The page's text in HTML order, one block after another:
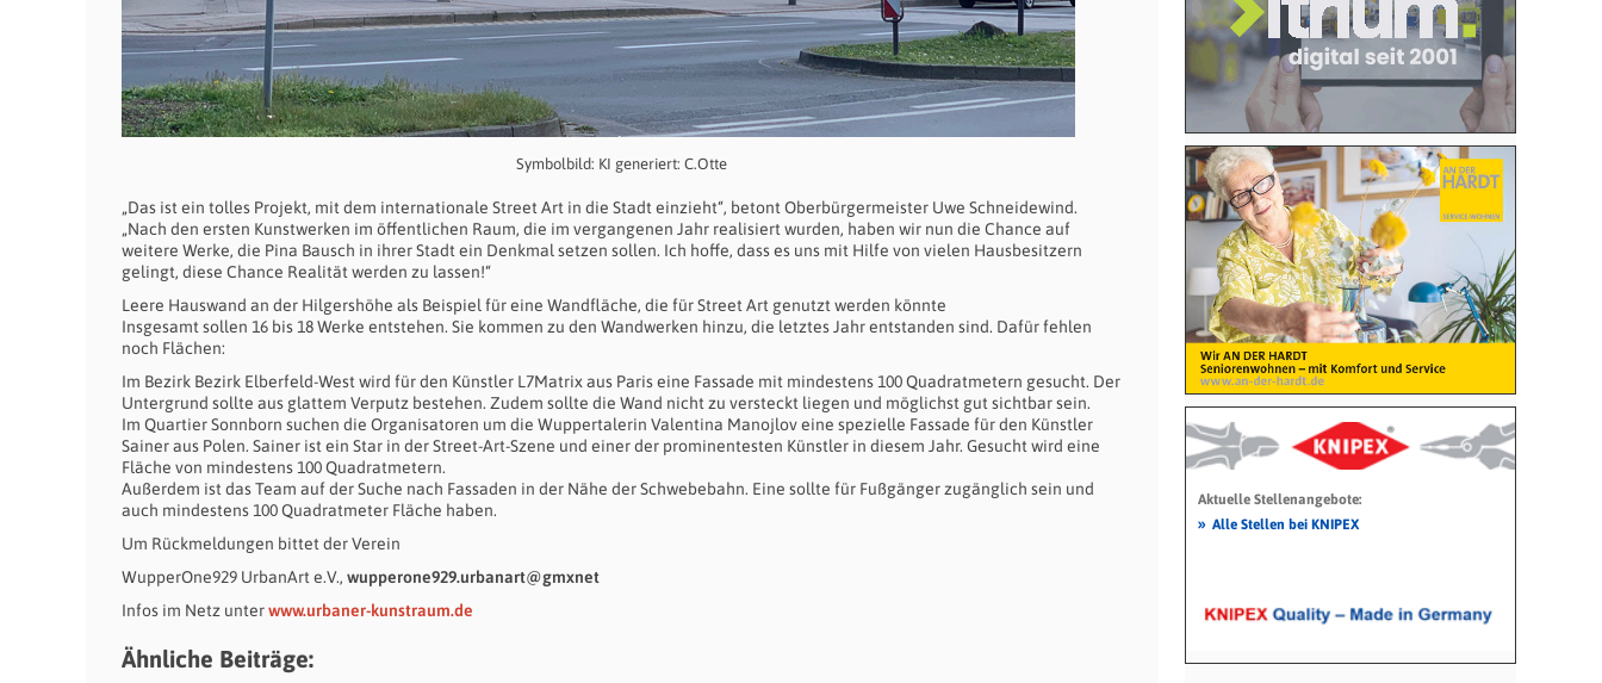
Symbolbild: KI generiert: C.Otte
„Das ist ein tolles Projekt, mit dem internationale Street Art in die Stadt einzieht“, betont Oberbürgermeister Uwe Schneidewind.
„Nach den ersten Kunstwerken im öffentlichen Raum, die im vergangenen Jahr realisiert wurden, haben wir nun die Chance auf
weitere Werke, die Pina Bausch in ihrer Stadt ein Denkmal setzen sollen. Ich hoffe, dass es uns mit Hilfe von vielen Hausbesitzern
gelingt, diese Chance Realität werden zu lassen!“
Leere Hauswand an der Hilgershöhe als Beispiel für eine Wandfläche, die für Street Art genutzt werden könnte
Insgesamt sollen 16 bis 18 Werke entstehen. Sie kommen zu den Wandwerken hinzu, die letztes Jahr entstanden sind. Dafür fehlen
noch Flächen:
Im Bezirk Bezirk Elberfeld-West wird für den Künstler L7Matrix aus Paris eine Fassade mit mindestens 100 Quadratmetern gesucht. Der
Untergrund sollte aus glattem Verputz bestehen. Zudem sollte die Wand nicht zu versteckt liegen und möglichst gut sichtbar sein.
Im Quartier Sonnborn suchen die Organisatoren um die Wuppertalerin Valentina Manojlov eine spezielle Fassade für den Künstler
Sainer aus Polen. Sainer ist ein Star in der Street-Art-Szene und einer der prominentesten Künstler in diesem Jahr. Gesucht wird eine
Fläche von mindestens 100 Quadratmetern.
Außerdem ist das Team auf der Suche nach Fassaden in der Nähe der Schwebebahn. Eine sollte für Fußgänger zugänglich sein und
auch mindestens 100 Quadratmeter Fläche haben.
Um Rückmeldungen bittet der Verein
WupperOne929 UrbanArt e.V., wupperone929.urbanart@gmxnet
Infos im Netz unterwww.urbaner-kunstraum.de
Ähnliche Beiträge:
Aktuelle Stellenangebote:
» Alle Stellen bei KNIPEX